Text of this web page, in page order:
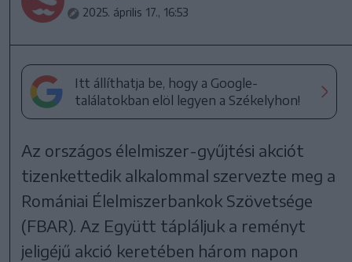
2025. április 17., 16:53
Itt állíthatja be, hogy a Google-
találatokban elöl legyen a Székelyhon!
Az országos élelmiszer-gyűjtési akciót
tizenkettedik alkalommal szervezte meg a
Romániai Élelmiszerbankok Szövetsége
(FBAR). Az Együtt tápláljuk a reményt
jeligéjű akció keretében három napon